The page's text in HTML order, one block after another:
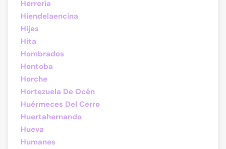
Herrería
Hiendelaencina
Hijes
Hita
Hombrados
Hontoba
Horche
Hortezuela De Océn
Huérmeces Del Cerro
Huertahernando
Hueva
Humanes